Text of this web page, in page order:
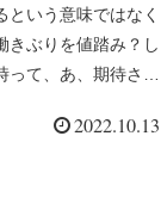
いう意味ではなく
きぶりを値踏み？し
て、あ、期待され
2022.10.13